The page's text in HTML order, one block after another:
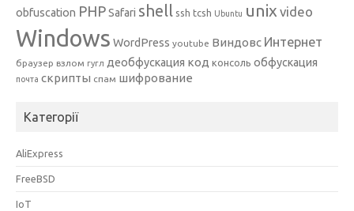
obfuscation PHPSafari shell ssh tcsh Ubuntu unix video
Windows WordPress youtube Виндовс Интернет
браузер взлом гугл деобфускация код консоль обфускация
почта скрипты спам шифрование
Категорії
AliExpress
FreeBSD
IoT